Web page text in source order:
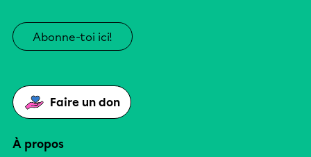
Abonne-toi ici!
Faire un don
À propos